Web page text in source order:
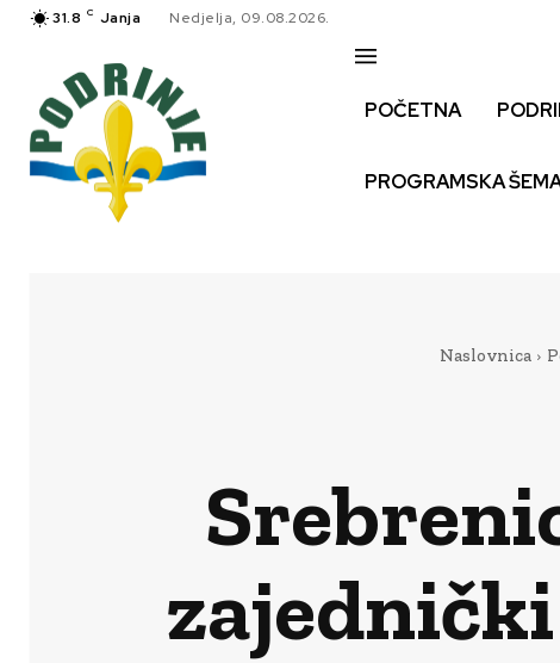
31.8 C Janja Nedjelja, 09.08.2026.
POČETNA
PROGRAMSKA
Naslovnica